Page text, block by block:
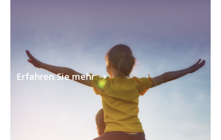
Erfahren Sie mehr